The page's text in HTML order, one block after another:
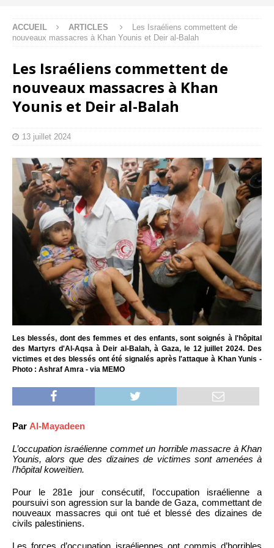
ACCUEIL ARTICLES
Les Israéliens commettent de
nouveaux massacres à Khan Younis et Deir al-Balah
Les Israéliens commettent de
nouveaux massacres à Khan
Younis et Deir al-Balah
13 juillet 2024
Les blessés, dont des femmes et des enfants, sont soignés à l'hôpital
des Martyrs d'Al-Aqsa à Deir al-Balah, à Gaza, le 12 juillet 2024. Des
victimes et des blessés ont été signalés après l'attaque à Khan Yunis -
Photo : Ashraf Amra - via MEMO
Par Al-Mayadeen
L’occupation israélienne commet un horrible massacre à Khan
Younis, alors que des dizaines de victimes sont amenées à
l’hôpital koweïtien.
Pour le 281e jour consécutif, l’occupation israélienne a
poursuivi son agression sur la bande de Gaza, commettant de
nouveaux massacres qui ont tué et blessé des dizaines de
civils palestiniens.
Les forces d’occupation israéliennes ont commis d’horribles